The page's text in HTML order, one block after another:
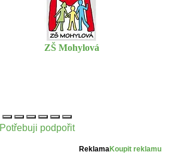
ZŠ Mohylová
Potřebuji podpořit
ReklamaKoupit reklamu